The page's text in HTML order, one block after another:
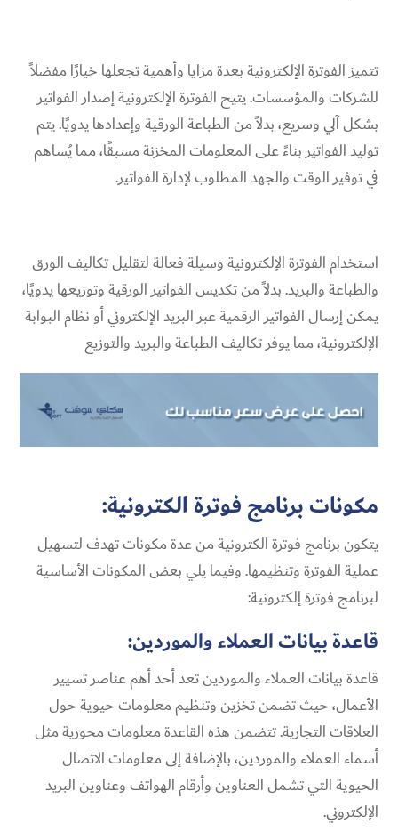
تتميز الفوترة الإلكترونية بعدة مزايا وأهمية تجعلها خيارًا مفضلاً
للشركات والمؤسسات. يتيح الفوترة الإلكترونية إصدار الفواتير
بشكل آلي وسريع، بدلاً من الطباعة الورقية وإعدادها يدويًا. يتم
توليد الفواتير بناءً على المعلومات المخزنة مسبقًا، مما يُساهم
في توفير الوقت والجهد المطلوب لإدارة الفواتير.
استخدام الفوترة الإلكترونية وسيلة فعالة لتقليل تكاليف الورق
والطباعة والبريد. بدلاً من تكديس الفواتير الورقية وتوزيعها يدويًا،
يمكن إرسال الفواتير الرقمية عبر البريد الإلكتروني أو نظام البوابة
الإلكترونية، مما يوفر تكاليف الطباعة والبريد والتوزيع
مكونات برنامج فوترة الكترونية:
يتكون برنامج فوترة الكترونية من عدة مكونات تهدف لتسهيل
عملية الفوترة وتنظيمها. وفيما يلي بعض المكونات الأساسية
لبرنامج فوترة إلكترونية:
قاعدة بيانات العملاء والموردين:
قاعدة بيانات العملاء والموردين تعد أحد أهم عناصر تسيير
الأعمال، حيث تضمن تخزين وتنظيم معلومات حيوية حول
العلاقات التجارية. تتضمن هذه القاعدة معلومات محورية مثل
أسماء العملاء والموردين، بالإضافة إلى معلومات الاتصال
الحيوية التي تشمل العناوين وأرقام الهواتف وعناوين البريد
الإلكتروني.